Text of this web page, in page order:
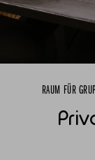
RAUM FÜR